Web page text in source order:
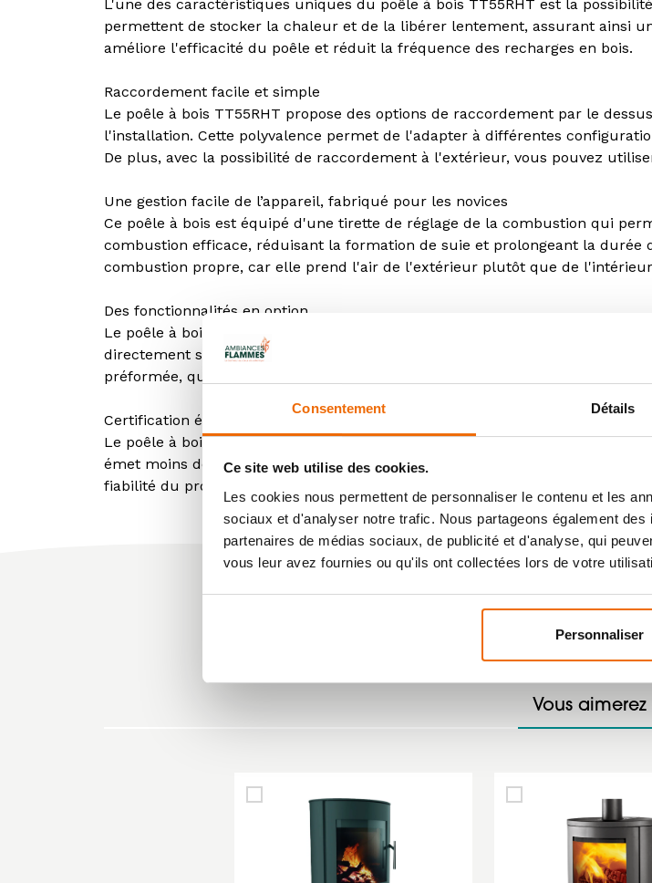
Consentement Détails
Ce site web utilise des cookies.
Les cookies nous permettent de personnaliser le contenu et les
sociaux et d'analyser notre trafic. Nous partageons également
partenaires de médias sociaux, de publicité et d'analyse, qui
vous leur avez fournies ou qu'ils ont collectées lors de votre
Personnaliser
L'une des caractéristiques uniques du poêle à bois TT55RHT est la
permettent de stocker la chaleur et de la libérer lentement, assurant ainsi
améliore l'efficacité du poêle et réduit la fréquence des recharges en bois.
Raccordement facile et simple
Le poêle à bois TT55RHT propose des options de raccordement par le
l'installation. Cette polyvalence permet de l'adapter à différentes
De plus, avec la possibilité de raccordement à l'extérieur, vous pouvez
Une gestion facile de l’appareil, fabriqué pour les novices
Ce poêle à bois est équipé d'une tirette de réglage de la combustion qui
combustion efficace, réduisant la formation de suie et prolongeant la
combustion propre, car elle prend l'air de l'extérieur plutôt que de
Des fonctionnalités en option
Le poêle à bois TT55RHT offre des options pratiques comme une plaque
directement sur le poêle, ajoutant ainsi une dimension fonctionnelle à
préformée, qui protège le sol des étincelles et des débris, tout en apportant
Certification écologique et garantie 5 ans
Le poêle à bois TT55RHT est classé A+ pour son efficacité énergétique et
émet moins de particules fines et optimise l'utilisation du bois. De plus,
fiabilité du produit.
Vous aimerez